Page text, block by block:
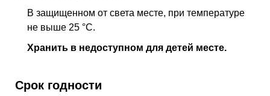
В защищенном от света месте, при температуре
не выше 25 °C.
Хранить в недоступном для детей месте.
Срок годности